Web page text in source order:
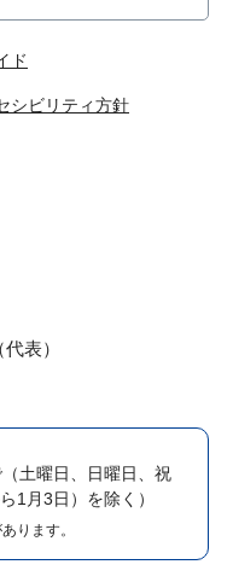
ド
シビリティ方針
表）
（土曜日、日曜日、祝
1月3日）を除く）
ります。